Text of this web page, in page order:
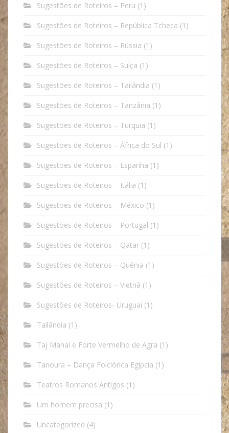
Sugestões de Roteiros – Peru (1)
Sugestões de Roteiros – República Tcheca (1)
Sugestões de Roteiros – Rússia (1)
Sugestões de Roteiros – Suíça (1)
Sugestões de Roteiros – Tailândia (1)
Sugestões de Roteiros – Tanzânia (1)
Sugestões de Roteiros – Turquia (1)
Sugestões de Roteiros – África do Sul (1)
Sugestões de Roteiros – Espanha (1)
Sugestões de Roteiros – Itália (1)
Sugestões de Roteiros – México (1)
Sugestões de Roteiros – Portugal (1)
Sugestões de Roteiros – Qatar (1)
Sugestões de Roteiros – Quênia (1)
Sugestões de Roteiros – Vietnã (1)
Sugestões de Roteiros- Uruguai (1)
Tailândia (1)
Taj Mahal e Forte Vermelho de Agra (1)
Tanoura – Dança Folclórica Egipcia (1)
Teatros Romanos Antigos (1)
Um homem precisa (1)
Uncategorized (4)